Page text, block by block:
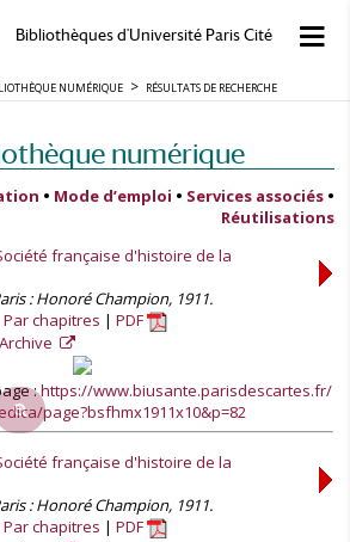
Bibliothèques d'Université Paris Cité
NUMÉRIQUE RÉSULTATS DE RECHERCHE
numérique
• Mode d’emploi • Services associés •
Réutilisations
française d'histoire de la
: Honoré Champion, 1911.
Par chapitres
PDF
:https://www.biusante.parisdescartes.fr/
page?bsfhmx1911x10&p=82
française d'histoire de la
: Honoré Champion, 1911.
Par chapitres
PDF